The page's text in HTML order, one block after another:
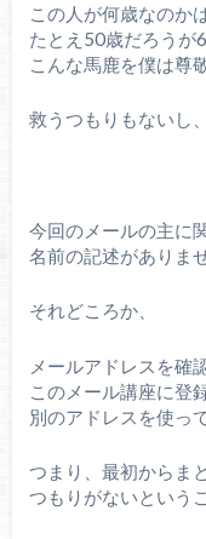
この人が何歳なのか
たとえ50歳だろうが
こんな馬鹿を僕は尊
救うつもりもないし
今回のメールの主に
名前の記述がありま
それどころか、
メールアドレスを確
このメール講座に登
別のアドレスを使っ
つまり、最初からま
つもりがないという